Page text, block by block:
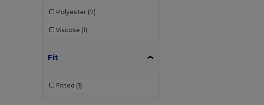
Polyester (7)
Viscose (1)
Fit
Fitted (1)